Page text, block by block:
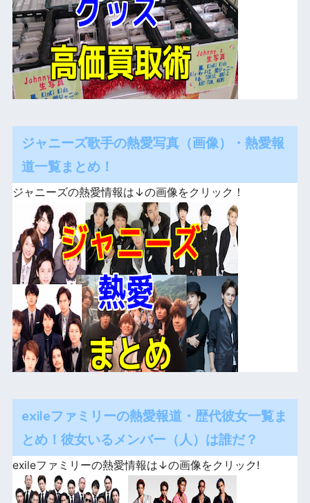
ジャニーズ歌手の熱愛写真（画像）・熱愛報
道一覧まとめ！
ジャニーズの熱愛情報は↓の画像をクリック！
exileファミリーの熱愛報道・歴代彼女一覧ま
とめ！彼女いるメンバー（人）は誰だ？
exileファミリーの熱愛情報は↓の画像をクリック!